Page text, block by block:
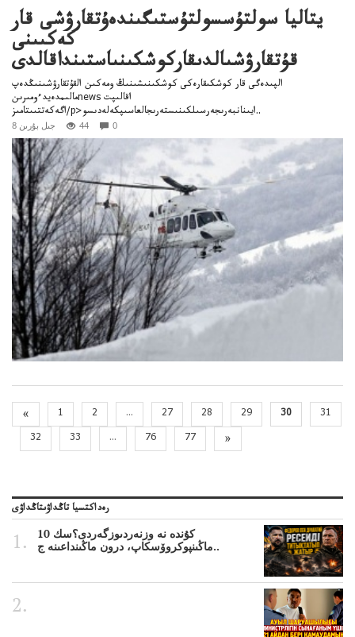
يتاليا سولتۇسسولتۇستىگىندەۇتقارۋشى قار
كەكىىنى
قۇتقارۋشىالدىقاركوشكىنىاستىنداقالدى
الپىدەگى قار كوشكىقارەكى كوشكىنىشىنىڭ ومەكىن القۇتقارۋشىنىڭدەپ
مالىمدەيدءومىرىنnews اقالىپت
اگەكەتتىىتامىز/p>ايىنانبەرىجەرسىلكىنىستەرىجالعاسىپكەلەدىسو..
8 جىل بۇرىن 44 0
« 1 2 ... 27 28 29 30
31
32
33 ... 76 77 »
رەداكتسيا تاڭداۋىتاڭداۋى
10 كۇندە نە وزنەردىوزگەردى؟سك
ماڭىنپوكروۆسكاپ، درون ماڭىنداعىنە ج..